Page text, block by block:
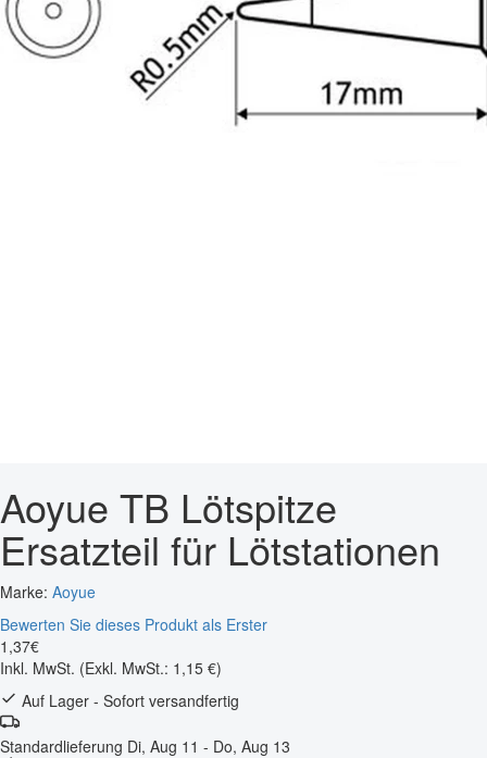
Aoyue TB Lötspitze
Ersatzteil für Lötstationen
Marke: Aoyue
Bewerten Sie dieses Produkt als Erster
1 ,37€
Inkl. MwSt. (Exkl. MwSt.: 1,15 €)
Auf Lager - Sofort versandfertig
Standardlieferung Di, Aug 11 - Do, Aug 13